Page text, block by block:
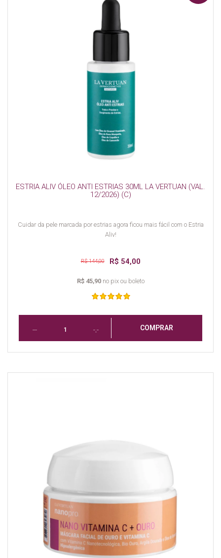
ESTRIA ALIV ÓLEO ANTI ESTRIAS 30ML LA VERTUAN (VAL.
12/2026) (C)
Cuidar da pele marcada por estrias agora ficou mais fácil com o Estria
Aliv!
R$ 54,00
R$ 144,00
R$ 45,90no pix ou boleto
COMPRAR